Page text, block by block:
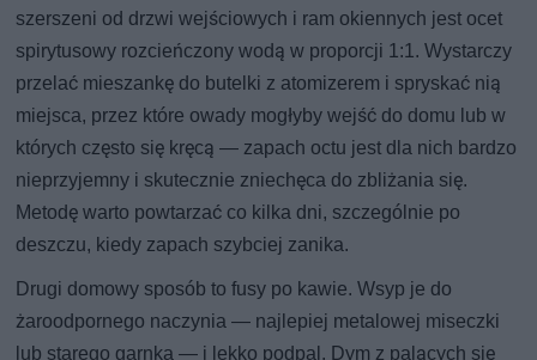
szerszeni od drzwi wejściowych i ram okiennych jest ocet
spirytusowy rozcieńczony wodą w proporcji 1:1. Wystarczy
przelać mieszankę do butelki z atomizerem i spryskać nią
miejsca, przez które owady mogłyby wejść do domu lub w
których często się kręcą — zapach octu jest dla nich bardzo
nieprzyjemny i skutecznie zniechęca do zbliżania się.
Metodę warto powtarzać co kilka dni, szczególnie po
deszczu, kiedy zapach szybciej zanika.
Drugi domowy sposób to fusy po kawie. Wsyp je do
żaroodpornego naczynia — najlepiej metalowej miseczki
lub starego garnka — i lekko podpal. Dym z palących się